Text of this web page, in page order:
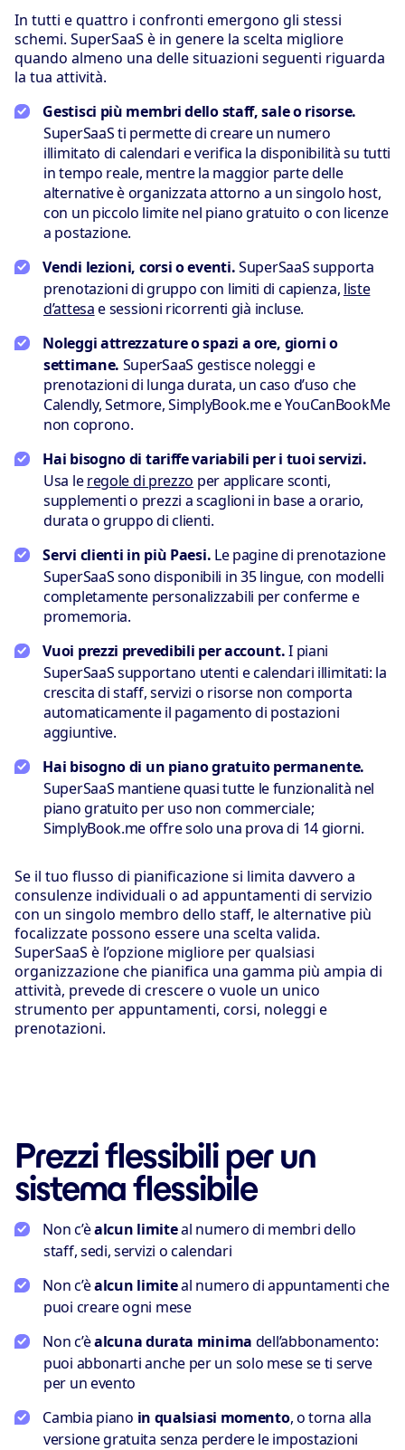
In tutti e quattro i confronti emergono gli stessi
schemi. SuperSaaS è in genere la scelta migliore
quando almeno una delle situazioni seguenti riguarda
la tua attività.
Gestisci più membri dello staff, sale o risorse.
SuperSaaS ti permette di creare un numero
illimitato di calendari e verifica la disponibilità su tutti
in tempo reale, mentre la maggior parte delle
alternative è organizzata attorno a un singolo host,
con un piccolo limite nel piano gratuito o con licenze
a postazione.
Vendi lezioni, corsi o eventi.SuperSaaS supporta
prenotazioni di gruppo con limiti di capienza, liste
d’attesae sessioni ricorrenti già incluse.
Noleggi attrezzature o spazi a ore, giorni o
settimane. SuperSaaS gestisce noleggi e
prenotazioni di lunga durata, un caso d’uso che
Calendly, Setmore, SimplyBook.me e YouCanBookMe
non coprono.
Hai bisogno di tariffe variabili per i tuoi servizi.
Usa leregole di prezzo per applicare sconti,
supplementi o prezzi a scaglioni in base a orario,
durata o gruppo di clienti.
Servi clienti in più Paesi. Le pagine di prenotazione
SuperSaaS sono disponibili in 35 lingue, con modelli
completamente personalizzabili per conferme e
promemoria.
Vuoi prezzi prevedibili per account.I piani
SuperSaaS supportano utenti e calendari illimitati: la
crescita di staff, servizi o risorse non comporta
automaticamente il pagamento di postazioni
aggiuntive.
Hai bisogno di un piano gratuito permanente.
SuperSaaS mantiene quasi tutte le funzionalità nel
piano gratuito per uso non commerciale;
SimplyBook.me offre solo una prova di 14 giorni.
Se il tuo flusso di pianificazione si limita davvero a
consulenze individuali o ad appuntamenti di servizio
con un singolo membro dello staff, le alternative più
focalizzate possono essere una scelta valida.
SuperSaaS è l’opzione migliore per qualsiasi
organizzazione che pianifica una gamma più ampia di
attività, prevede di crescere o vuole un unico
strumento per appuntamenti, corsi, noleggi e
prenotazioni.
Prezzi flessibili per un
sistema flessibile
Non c’èalcun limiteal numero di membri dello
staff, sedi, servizi o calendari
Non c’èalcun limiteal numero di appuntamenti che
puoi creare ogni mese
Non c’èalcuna durata minima dell’abbonamento:
puoi abbonarti anche per un solo mese se ti serve
per un evento
Cambia piano in qualsiasi momento, o torna alla
versione gratuita senza perdere le impostazioni